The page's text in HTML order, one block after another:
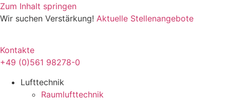
Zum Inhalt springen
Wir suchen Verstärkung! Aktuelle Stellenangebote
Kontakte
+49 (0)561 98278-0
Lufttechnik
Raumlufttechnik